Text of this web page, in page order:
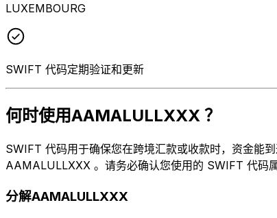
LUXEMBOURG
SWIFT 代码定期验证和更新
何时使用AAMALULLXXX ？
SWIFT 代码用于确保您在跨境汇款或收款时，资金能
AAMALULLXXX 。请务必确认您使用的 SWIFT 代码属
分解AAMALULLXXX